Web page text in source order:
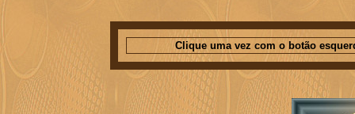
Clique uma vez com o botão